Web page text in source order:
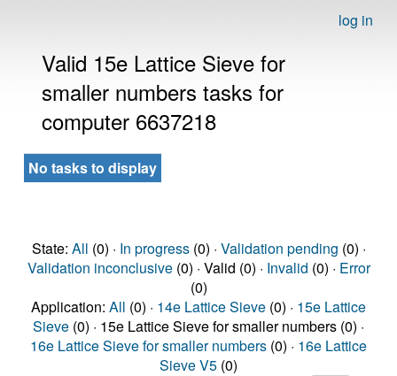
log in
Valid 15e Lattice Sieve for
smaller numbers tasks for
computer 6637218
No tasks to display
State: All (0) · In progress(0) · Validation pending (0) ·
Validation inconclusive(0) · Valid (0) · Invalid (0) · Error
(0)
Application: All (0) · 14e Lattice Sieve (0) · 15e Lattice
Sieve (0) · 15e Lattice Sieve for smaller numbers (0) ·
16e Lattice Sieve for smaller numbers (0) · 16e Lattice
Sieve V5 (0)